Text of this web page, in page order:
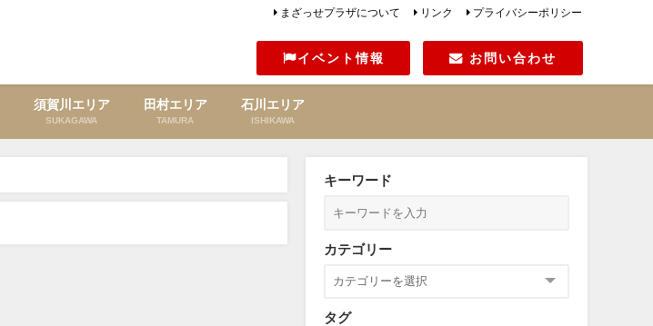
まざっせプラザについて リンク プライバシーポリシー
イベント情報 お問い合わせ
須賀川エリア
SUKAGAWA
田村エリア
TAMURA
石川エリア
ISHIKAWA
キーワード
カテゴリー
タグ